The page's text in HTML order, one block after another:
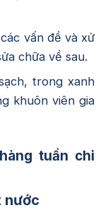
vấn đề và xử
chữa về sau.
trong xanh
khuôn viên gia
tuần chi
nước